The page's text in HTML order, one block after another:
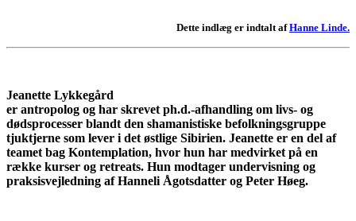
Dette indlæg er indtalt afHanne Linde.
Jeanette Lykkegård
er antropolog og har skrevet ph.d.-afhandling om livs- og
dødsprocesser blandt den shamanistiske befolkningsgruppe
tjuktjerne som lever i det østlige Sibirien. Jeanette er en del af
teamet bag Kontemplation, hvor hun har medvirket på en
række kurser og retreats. Hun modtager undervisning og
praksisvejledning af Hanneli Ågotsdatter og Peter Høeg.